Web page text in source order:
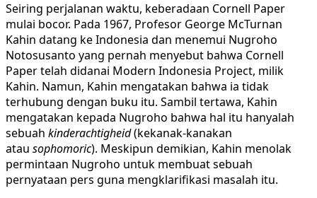
Seiring perjalanan waktu, keberadaan Cornell Paper
mulai bocor. Pada 1967, Profesor George McTurnan
Kahin datang ke Indonesia dan menemui Nugroho
Notosusanto yang pernah menyebut bahwa Cornell
Paper telah didanai Modern Indonesia Project, milik
Kahin. Namun, Kahin mengatakan bahwa ia tidak
terhubung dengan buku itu. Sambil tertawa, Kahin
mengatakan kepada Nugroho bahwa hal itu hanyalah
sebuah kinderachtigheid(kekanak-kanakan
atau sophomoric). Meskipun demikian, Kahin menolak
permintaan Nugroho untuk membuat sebuah
pernyataan pers guna mengklarifikasi masalah itu.